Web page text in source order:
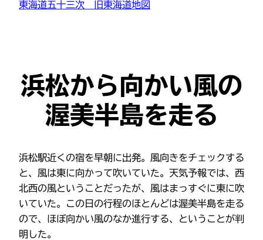
東海道五十三次 旧東海道地図
浜松から向かい風の
渥美半島を走る
浜松駅近くの宿を早朝に出発。風向きをチェックする
と、風は東に向かって吹いていた。天気予報では、西
北西の風ということだったが、風はまっすぐに東に吹
いていた。この日の行程のほとんどは渥美半島を走る
ので、ほぼ向かい風のなか進行する、ということが判
明した。